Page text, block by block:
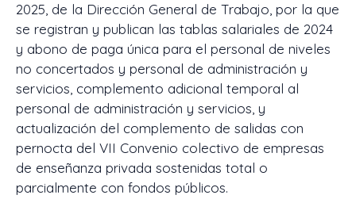
2025, de la Dirección General de Trabajo, por la que
se registran y publican las tablas salariales de 2024
y abono de paga única para el personal de niveles
no concertados y personal de administración y
servicios, complemento adicional temporal al
personal de administración y servicios, y
actualización del complemento de salidas con
pernocta del VII Convenio colectivo de empresas
de enseñanza privada sostenidas total o
parcialmente con fondos públicos.